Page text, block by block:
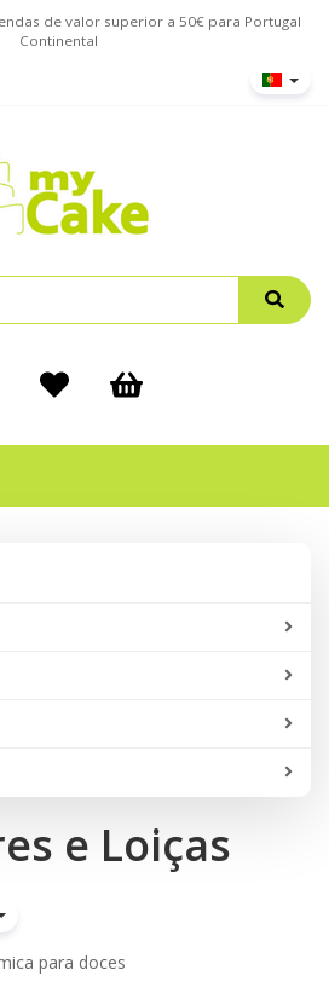
de valor superior a 50€ para Portugal
Continental
e Loiças
para doces